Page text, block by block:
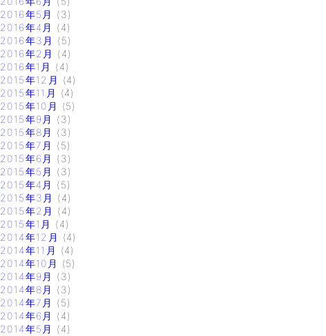
2016年5月
(3)
2016年4月
(4)
2016年3月
(5)
2016年2月
(4)
2016年1月
(4)
2015年12月
(4)
2015年11月
(4)
2015年10月
(5)
2015年9月
(3)
2015年8月
(3)
2015年7月
(5)
2015年6月
(3)
2015年5月
(3)
2015年4月
(5)
2015年3月
(4)
2015年2月
(4)
2015年1月
(4)
2014年12月
(4)
2014年11月
(4)
2014年10月
(5)
2014年9月
(3)
2014年8月
(3)
2014年7月
(5)
2014年6月
(4)
2014年5月
(4)